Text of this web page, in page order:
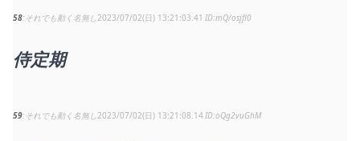
58 それでも動く名無し2023/07/02(日) 13:21:03.41 mQ/osjfl0
侍定期
59 それでも動く名無し2023/07/02(日) 13:21:08.14 oQg2vuGhM